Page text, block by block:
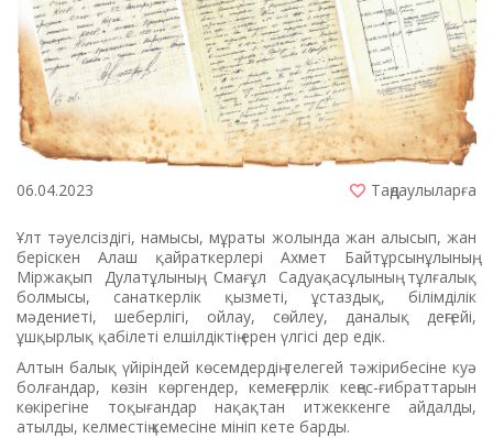
06.04.2023 Таңдаулыларға
Ұлт тәуелсіздігі, намысы, мұраты жолында жан алысып, жан
беріскен Алаш қайраткерлері Ахмет Байтұрсынұлының,
Міржақып Дулатұлының, Смағұл Садуақасұлының тұлғалық
болмысы, санаткерлік қызметі, ұстаздық, білімділік
мәдениеті, шеберлігі, ойлау, сөйлеу, даналық деңгейі,
ұшқырлық қабілеті елшілдіктің ерен үлгісі дер едік.
Алтын балық үйіріндей көсем­дердің телегей тәжірибесіне куә
болғандар, көзін көргендер, ке­мең­герлік кеңес-ғибраттарын
кө­кі­­регіне тоқығандар нақақтан ит­жеккенге айдалды,
атылды, кел­местің кемесіне мініп кете барды.